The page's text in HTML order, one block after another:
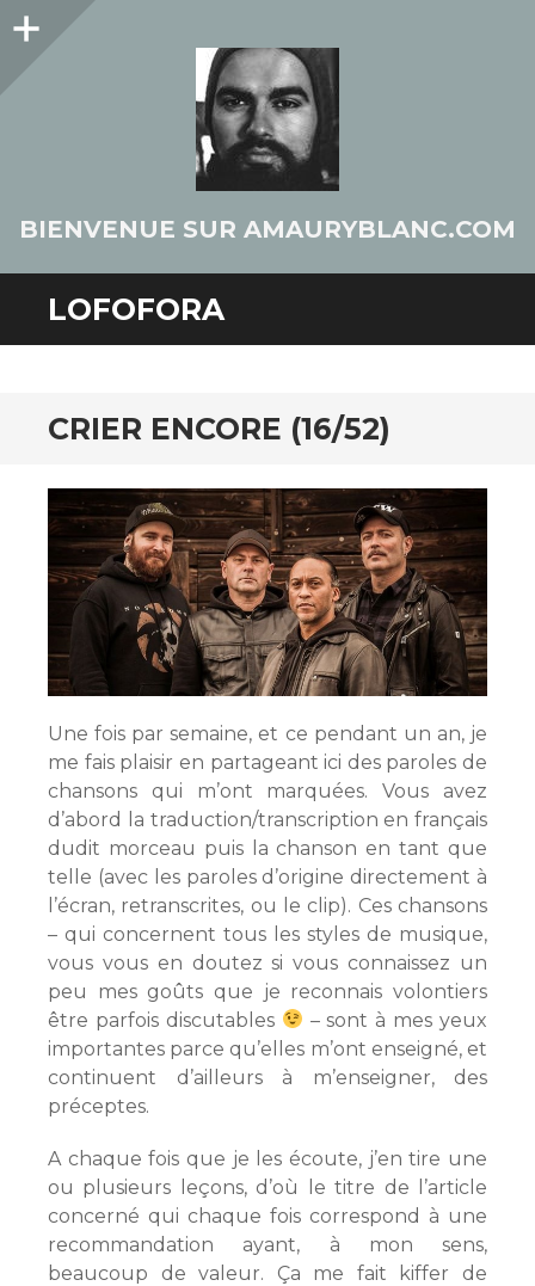
Colonne
BIENVENUE SUR AMAURYBLANC.COM
LOFOFORA
CRIER ENCORE (16/52)
Une fois par semaine, et ce pendant un an, je
me fais plaisir en partageant ici des paroles de
chansons qui m’ont marquées. Vous avez
d’abord la traduction/transcription en français
dudit morceau puis la chanson en tant que
telle (avec les paroles d’origine directement à
l’écran, retranscrites, ou le clip). Ces chansons
– qui concernent tous les styles de musique,
vous vous en doutez si vous connaissez un
peu mes goûts que je reconnais volontiers
être parfois discutables
– sont à mes yeux
importantes parce qu’elles m’ont enseigné, et
continuent d’ailleurs à m’enseigner, des
préceptes.
A chaque fois que je les écoute, j’en tire une
ou plusieurs leçons, d’où le titre de l’article
concerné qui chaque fois correspond à une
recommandation ayant, à mon sens,
beaucoup de valeur. Ça me fait kiffer de